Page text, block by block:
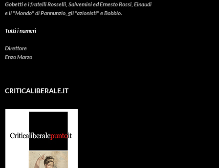
Gobetti e i fratelli Rosselli, Salvemini ed Ernesto Rossi, Einaudi
e il "Mondo" di Pannunzio, gli "azionisti" e Bobbio.
Tutti i numeri
Direttore
Enzo Marzo
CRITICALIBERALE.IT